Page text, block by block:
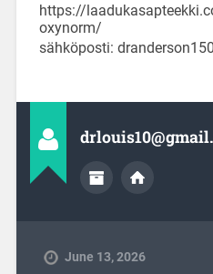
https://
oxynorm/
sähköposti:
June 13, 2026